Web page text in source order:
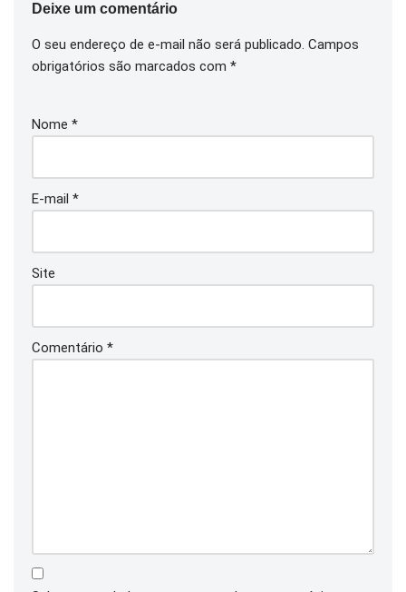
Deixe um comentário
O seu endereço de e-mail não será publicado. Campos
obrigatórios são marcados com *
Nome *
E-mail *
Site
Comentário *